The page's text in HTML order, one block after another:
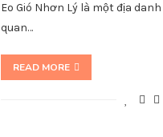
Eo Gió Nhơn Lý là một địa
quan…
READ MORE